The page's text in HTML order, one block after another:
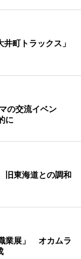
町トラックス」
の交流イベン
に
旧東海道との調和
業展」 オカムラ